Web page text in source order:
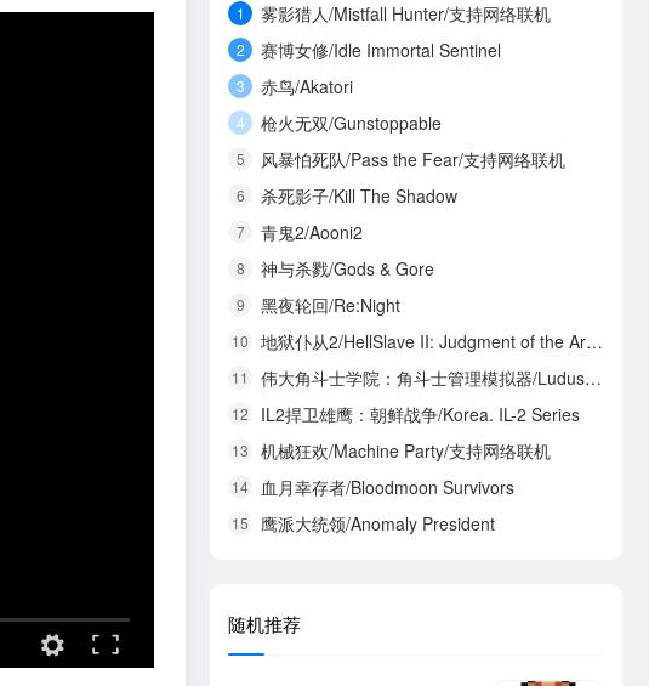
1 雾影猎人/Mistfall Hunter/支持网络联机
2 赛博女修/Idle Immortal Sentinel
3 赤鸟/Akatori
4 枪火无双/Gunstoppable
5 风暴怕死队/Pass the Fear/支持网络联机
6 杀死影子/Kill The Shadow
7 青鬼2/Aooni2
8 神与杀戮/Gods & Gore
9 黑夜轮回/Re:Night
10 地狱仆从2/HellSlave II: Judgment of the Archon
11 伟大角斗士学院：角斗士管理模拟器/Ludus Magnatus: Gladiator Manager Simulator
12 IL2捍卫雄鹰：朝鲜战争/Korea. IL-2 Series
13 机械狂欢/Machine Party/支持网络联机
14 血月幸存者/Bloodmoon Survivors
15 鹰派大统领/Anomaly President
随机推荐